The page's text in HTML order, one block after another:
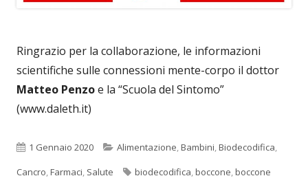
Ringrazio per la collaborazione, le informazioni
scientifiche sulle connessioni mente-corpo il dottor
Matteo Penzoe la “Scuola del Sintomo”
(www.daleth.it)
Pubblicato
1 Gennaio 2020 Categorie
Alimentazione,Bambini,Biodecodifica,
Cancro,Farmaci, Salute Tag
biodecodifica,boccone,boccone